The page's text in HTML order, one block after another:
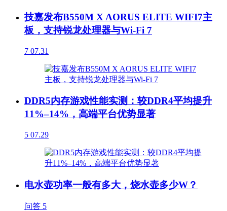
技嘉发布B550M X AORUS ELITE WIFI7主
板，支持锐龙处理器与Wi-Fi 7
7 07.31
DDR5内存游戏性能实测：较DDR4平均提升
11%–14%，高端平台优势显著
5 07.29
电水壶功率一般有多大，烧水壶多少W？
问答 5